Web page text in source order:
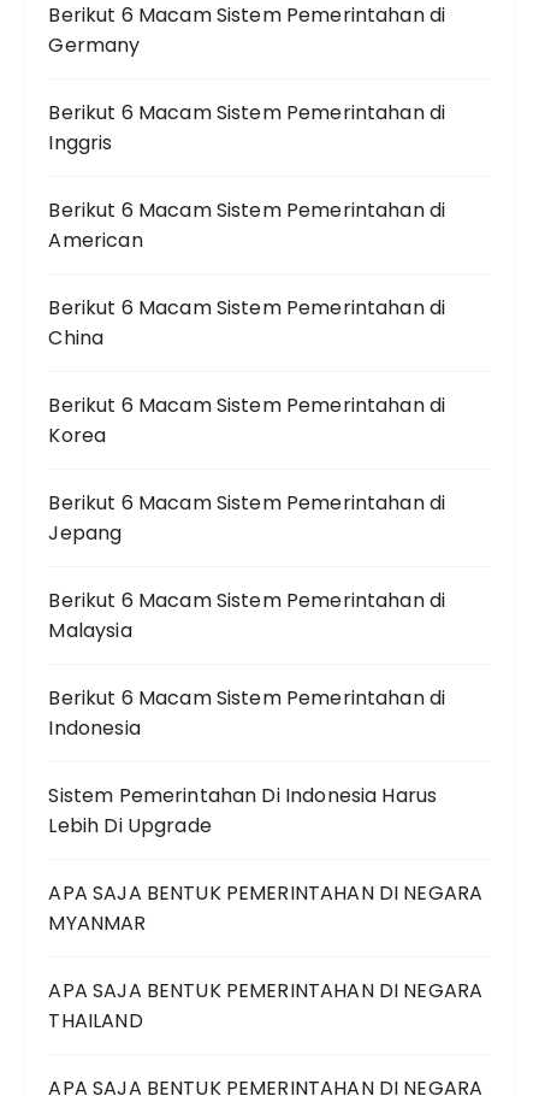
Berikut 6 Macam Sistem Pemerintahan di
Germany
Berikut 6 Macam Sistem Pemerintahan di
Inggris
Berikut 6 Macam Sistem Pemerintahan di
American
Berikut 6 Macam Sistem Pemerintahan di
China
Berikut 6 Macam Sistem Pemerintahan di
Korea
Berikut 6 Macam Sistem Pemerintahan di
Jepang
Berikut 6 Macam Sistem Pemerintahan di
Malaysia
Berikut 6 Macam Sistem Pemerintahan di
Indonesia
Sistem Pemerintahan Di Indonesia Harus
Lebih Di Upgrade
APA SAJA BENTUK PEMERINTAHAN DI NEGARA
MYANMAR
APA SAJA BENTUK PEMERINTAHAN DI NEGARA
THAILAND
APA SAJA BENTUK PEMERINTAHAN DI NEGARA